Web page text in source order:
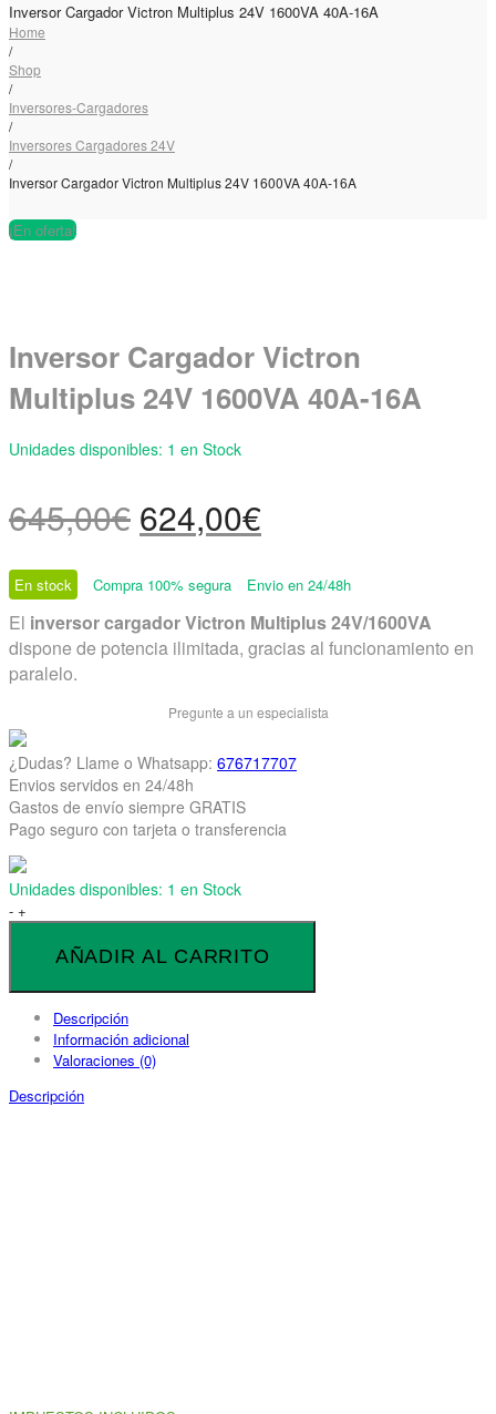
Inversor Cargador Victron Multiplus 24V 1600VA 40A-16A
Home
/
Shop
/
Inversores-Cargadores
/
Inversores Cargadores 24V
/
Inversor Cargador Victron Multiplus 24V 1600VA 40A-16A
¡En oferta!
Inversor Cargador Victron
Multiplus 24V 1600VA 40A-16A
Unidades disponibles: 1 en Stock
645,00€ El
original
era:
645,00€.
624,00€
actual
es:
624,00€.
En stock Compra 100% segura Envio en 24/48h
El inversor cargador Victron Multiplus 24V/1600VA
dispone de potencia ilimitada, gracias al funcionamiento en
paralelo.
Pregunte a un especialista
¿Dudas? Llame o Whatsapp: 676717707
Envios servidos en 24/48h
Gastos de envío siempre GRATIS
Pago seguro con tarjeta o transferencia
Unidades disponibles: 1 en Stock
- Inversor
Cargador
Victron
24V
1600VA
40A-
16A
+
AÑADIR AL CARRITO
Descripción
Información adicional
Valoraciones (0)
Descripción